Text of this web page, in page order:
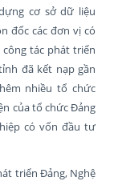
cơ sở dữ liệu
đốc các đơn vị có
tác phát triển
đã kết nạp gần
nhiều tổ chức
của tổ chức Đảng
có vốn đầu tư
triển Đảng, Nghệ